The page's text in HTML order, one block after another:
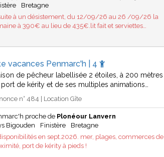
Bretagne
à un désistement, du 12/09/26 au 26 /09/26 la
à 390€ au lieu de 435€.lit fait et serviettes…
vacances Penmarc'h | 4
de pêcheur labellisée 2 étoiles, à 200 mètres
de kérity et de ses multiples animations…
n° 484 | Location Gîte
proche de Plonéour Lanvern
Bigouden
Finistère
Bretagne
en sept.2026. mer, plages, commerces de
port de kérity à pieds !